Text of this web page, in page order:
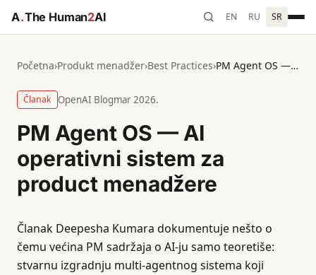
A.The Human2AI EN RU SR
Početna›Produkt menadžer›Best Practices› PM Agent OS — AI operativni sistem za product menadžere
Članak OpenAI Blogmar 2026.
PM Agent OS — AI
operativni sistem za
product menadžere
Članak Deepesha Kumara dokumentuje nešto o
čemu većina PM sadržaja o AI-ju samo teoretiše:
stvarnu izgradnju multi-agentnog sistema koji